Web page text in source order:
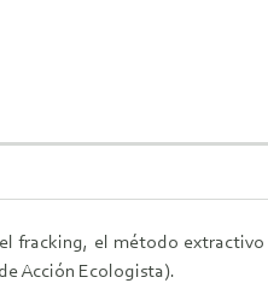
fracking, el método extractivo
Acción Ecologista).